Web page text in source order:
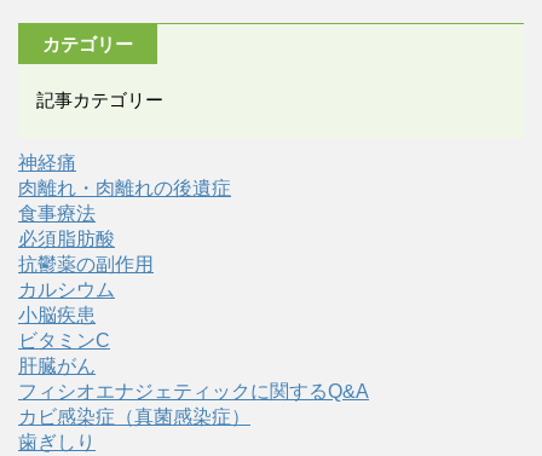
カテゴリー
記事カテゴリー
神経痛
肉離れ・肉離れの後遺症
食事療法
必須脂肪酸
抗鬱薬の副作用
カルシウム
小脳疾患
ビタミンC
肝臓がん
フィシオエナジェティックに関するQ&A
カビ感染症（真菌感染症）
歯ぎしり